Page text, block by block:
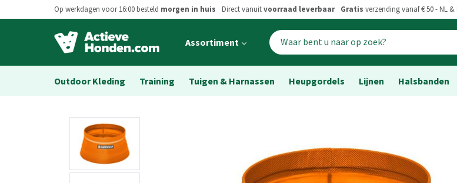
Op werkdagen voor 16:00 besteld morgen in huis Direct vanuitvoorraad leverbaar Gratis verzending vanaf € 50 - NL &
Open
menu
Assortiment
Outdoor Kleding Training Tuigen & Harnassen Heupgordels Lijnen Halsbanden